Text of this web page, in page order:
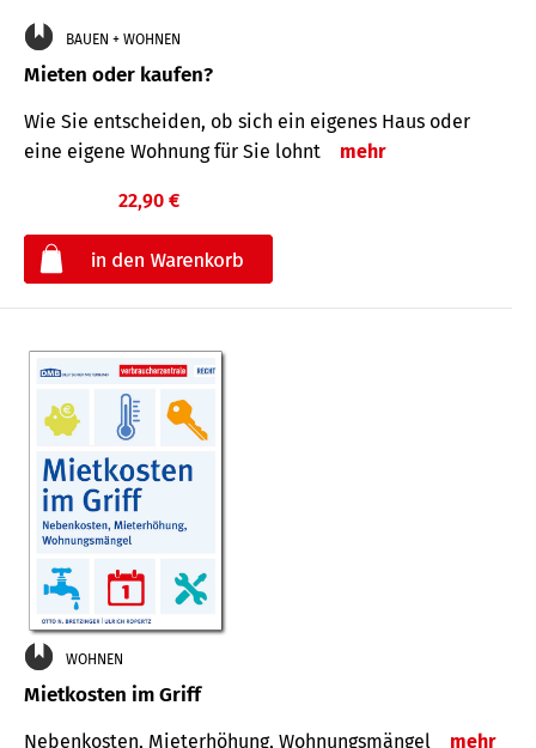
BAUEN + WOHNEN
Mieten oder kaufen?
Wie Sie entscheiden, ob sich ein eigenes Haus oder
eine eigene Wohnung für Sie lohnt
mehr
22,90 €
WOHNEN
Mietkosten im Griff
Nebenkosten, Mieterhöhung, Wohnungsmängel mehr